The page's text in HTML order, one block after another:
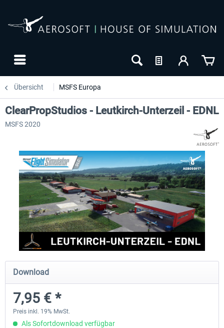
Übersicht MSFS Europa
Aerosoft Mega Airport Brüssel
24,95 € *
Aerosoft Airport Köln/
ClearPropStudios - Leutkirch-Unterzeil - EDNL
MSFS 2020
Download
7,95 € *
Preis inkl. 19% MwSt.
Als Sofortdownload verfügbar